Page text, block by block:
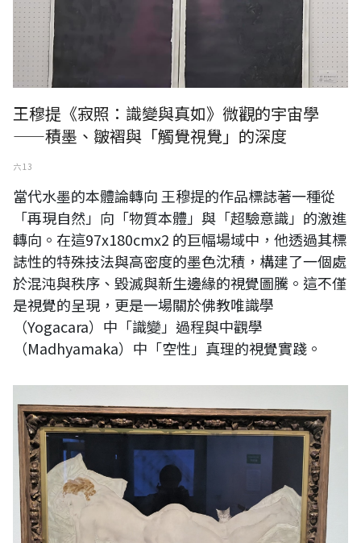
王穆提《寂照：識變與真如》微觀的宇宙學
——積墨、皺褶與「觸覺視覺」的深度
六 13
當代水墨的本體論轉向 王穆提的作品標誌著一種從
「再現自然」向「物質本體」與「超驗意識」的激進
轉向。在這97x180cmx2 的巨幅場域中，他透過其標
誌性的特殊技法與高密度的墨色沈積，構建了一個處
於混沌與秩序、毀滅與新生邊緣的視覺圖騰。這不僅
是視覺的呈現，更是一場關於佛教唯識學
（Yogacara）中「識變」過程與中觀學
（Madhyamaka）中「空性」真理的視覺實踐。